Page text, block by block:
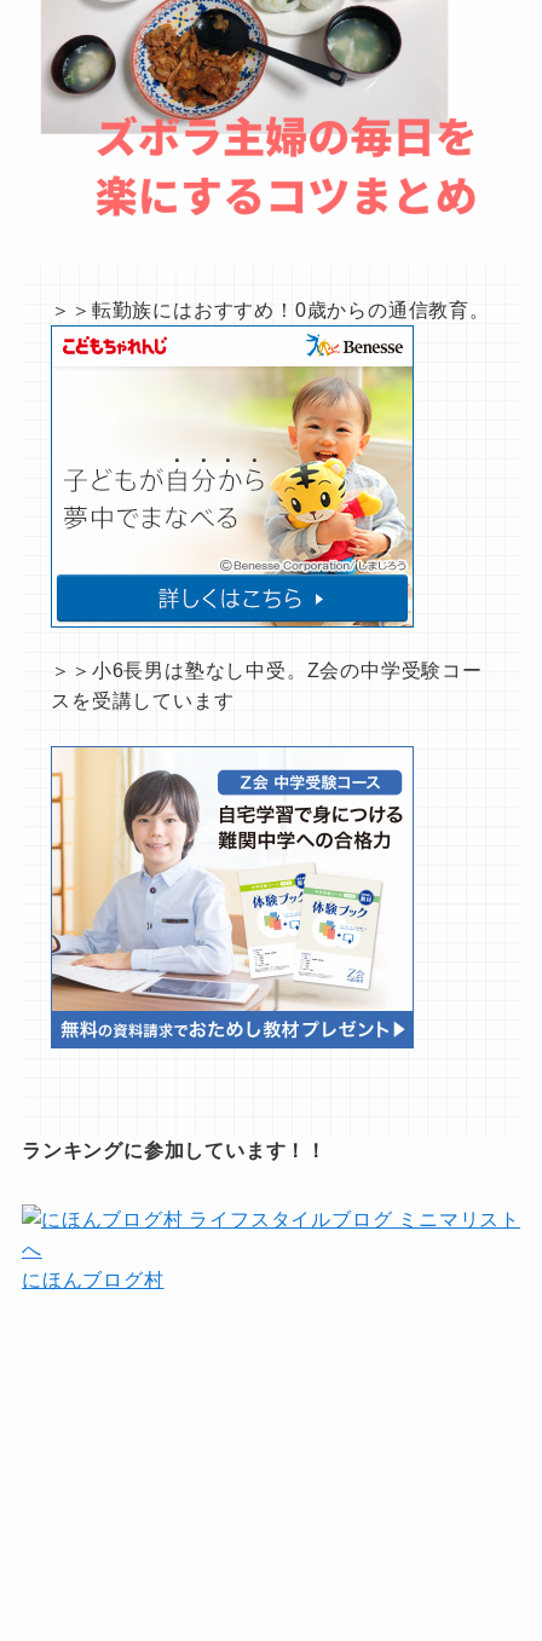
＞＞転勤族にはおすすめ！0歳からの通信教育。
＞＞小6長男は塾なし中受。Z会の中学受験コー
スを受講しています
ランキングに参加しています！！
にほんブログ村